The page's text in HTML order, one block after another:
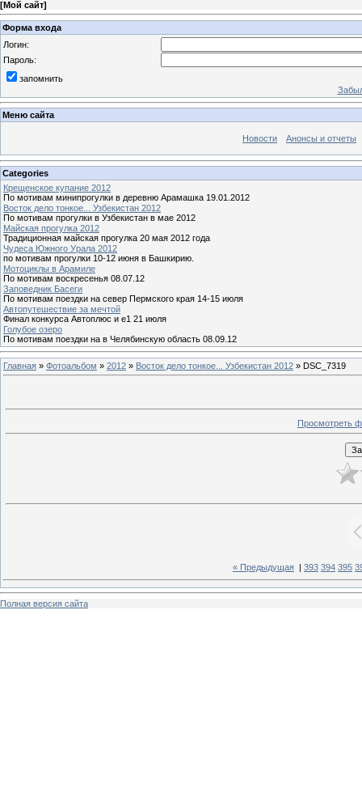
[Мой сайт]
Форма входа
Логин:
Пароль:
запомнить
Меню сайта
Новости Анонсы и отчеты
Categories
Крещенское купание 2012
По мотивам минипрогулки в деревню Арамашка 19.01.2012
Восток дело тонкое... Узбекистан 2012
По мотивам прогулки в Узбекистан в мае 2012
Майская прогулка 2012
Традиционная майская прогулка 20 мая 2012 года
Чудеса Южного Урала 2012
по мотивам прогулки 10-12 июня в Башкирию.
Мотоциклы в Арамиле
По мотивам воскресенья 08.07.12
Заповедник Басеги
По мотивам поездки на север Пермского края 14-15 июля
Автопутешествие за мечтой
Финал конкурса Автоплюс и е1 21 июля
Голубое озеро
По мотивам поездки на в Челябинскую область 08.09.12
Главная » Фотоальбом » 2012 » Восток дело тонкое... Узбекистан 2012 » DSC_7319
Просмотреть
« Предыдущая 393 394 395
Полная версия сайта